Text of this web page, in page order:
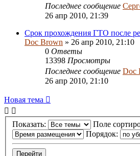
Последнее сообщение
26 апр 2010, 21:39
Срок прохождения ГТО после
Doc Brown » 26 апр 2010, 21:10
0 Ответы
13398 Просмотры
Последнее сообщение Doc
26 апр 2010, 21:10
Новая тема
Показать:
Поле
Порядок: